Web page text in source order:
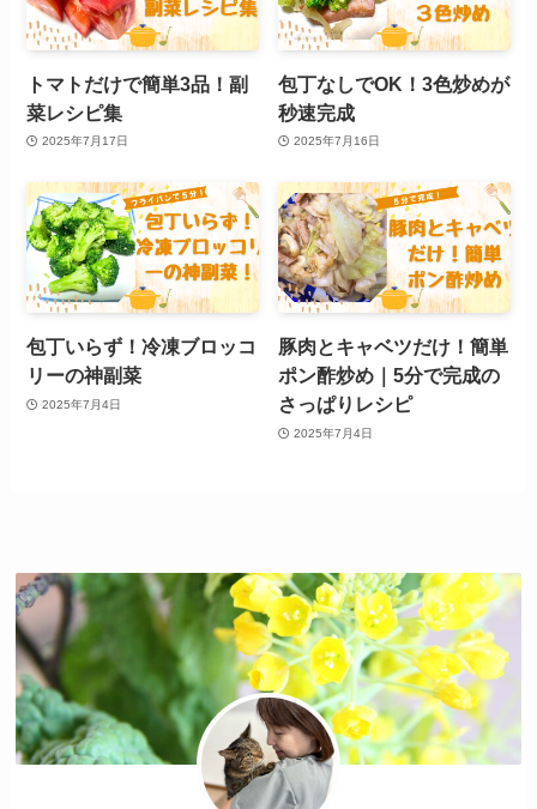
トマトだけで簡単3品！副
菜レシピ集
2025年7月17日
包丁なしでOK！3色炒めが
秒速完成
2025年7月16日
包丁いらず！冷凍ブロッコ
リーの神副菜
2025年7月4日
豚肉とキャベツだけ！簡単
ポン酢炒め｜5分で完成の
さっぱりレシピ
2025年7月4日